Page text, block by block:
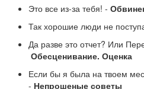
Это все из-за тебя! -
Так хорошие люди не
Да разве это отчет? Или
Обесценивание. Оценка
Если бы я была на твоем
- Непрошеные советы